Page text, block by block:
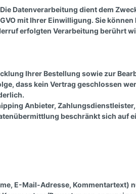
Datenverarbeitung dient dem
mit Ihrer Einwilligung. Sie
erfolgten Verarbeitung berührt
Ihrer Bestellung sowie zur
dass kein Vertrag geschlossen
Anbieter,
beschränkt sich auf
E-Mail-Adresse, Kommentartext)